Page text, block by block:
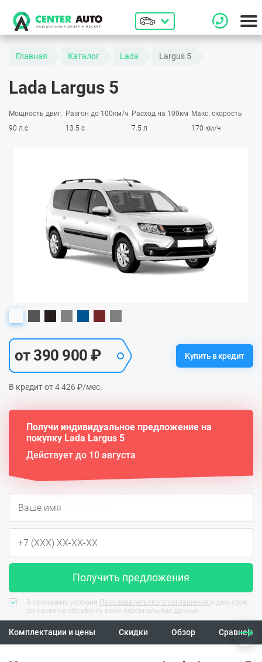
Главная Каталог Lada Largus 5
Lada Largus 5
Мощность двиг.
90 л.с.
Разгон до 100км/ч
13.5 с
Расход на 100км
7.5 л
Макс. скорость
170 км/ч
от 390 900 ₽ Купить в кредит
В кредит от 4 426 ₽/мес.
Получи индивидуальное предложение на
покупку Lada Largus 5
Действует до 10 августа
Получить предложения
Я принимаю условия Пользовательского соглашения и даю свое
согласие на обработку моих персональных данных
Комплектации и цены Скидки Обзор